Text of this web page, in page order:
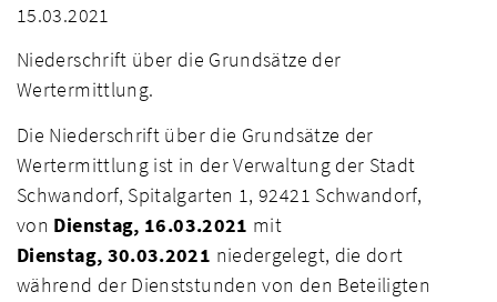
15.03.2021
Niederschrift über die Grundsätze der
Wertermittlung.
Die Niederschrift über die Grundsätze der
Wertermittlung ist in der Verwaltung der Stadt
Schwandorf, Spitalgarten 1, 92421 Schwandorf,
von Dienstag, 16.03.2021 mit
Dienstag, 30.03.2021 niedergelegt, die dort
während der Dienststunden von den Beteiligten